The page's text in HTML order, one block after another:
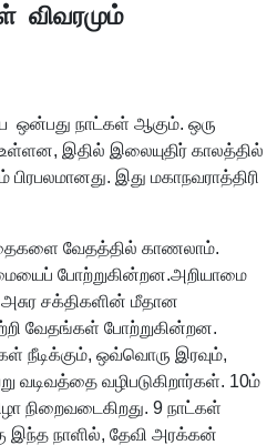
விவரமும்
ஒன்பது நாட்கள் ஆகும். ஒரு
உள்ளன, இதில் இலையுதிர் காலத்தில்
பிரபலமானது. இது மகாநவராத்திரி
வேதத்தில் காணலாம்.
போற்றுகின்றன.அறியாமை
சக்திகளின் மீதான
வேதங்கள் போற்றுகின்றன.
நீடிக்கும், ஒவ்வொரு இரவும்,
வடிவத்தை வழிபடுகிறார்கள். 10ம்
நிறைவடைகிறது. 9 நாட்கள்
இந்த நாளில், தேவி அரக்கன்